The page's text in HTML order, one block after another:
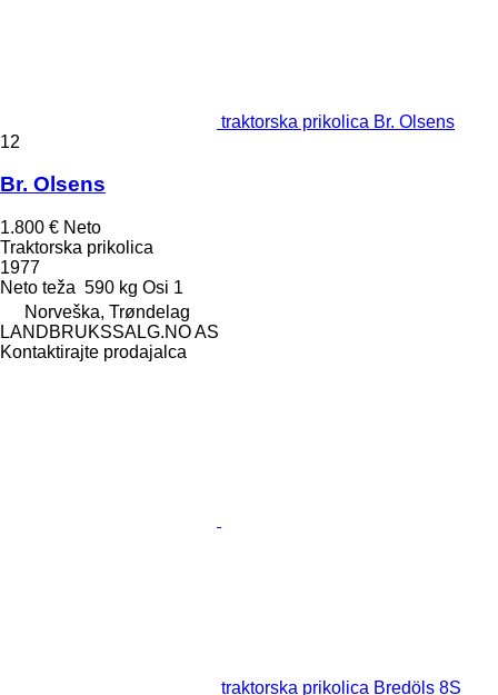
traktorska prikolica Br. Olsens
12
Br. Olsens
1.800 € Neto
Traktorska prikolica
1977
Neto teža 590 kg Osi 1
Norveška, Trøndelag
LANDBRUKSSALG.NO AS
Kontaktirajte prodajalca
traktorska prikolica Bredöls 8S